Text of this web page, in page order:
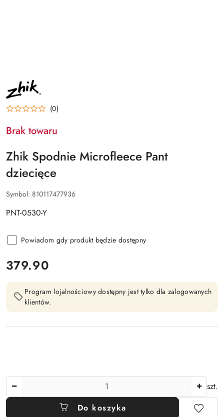
NAZWA
PRODUCENTA:
ZHIK
(0)
Brak towaru
Zhik Spodnie Microfleece Pant
dziecięce
Symbol: 810117477936
PNT-0530-Y
Powiadom gdy produkt będzie dostępny
cena:
379.90
Program lojalnościowy dostępny jest tylko dla zalogowanych
klientów.
szt.
Do koszyka